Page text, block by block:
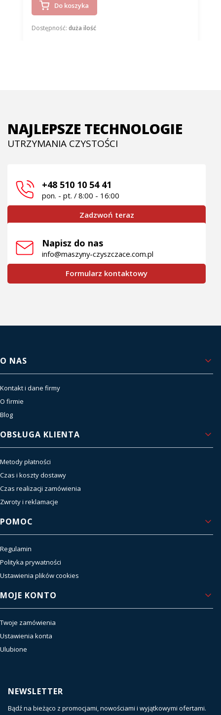
Do koszyka
Dostępność: duża ilość
NAJLEPSZE TECHNOLOGIE
UTRZYMANIA CZYSTOŚCI
+48 510 10 54 41
pon. - pt. / 8:00 - 16:00
Zadzwoń teraz
Napisz do nas
info@maszyny-czyszczace.com.pl
Formularz kontaktowy
Linki w stopce
O NAS
Kontakt i dane firmy
O firmie
Blog
OBSŁUGA KLIENTA
Metody płatności
Czas i koszty dostawy
Czas realizacji zamówienia
Zwroty i reklamacje
POMOC
Regulamin
Polityka prywatności
Ustawienia plików cookies
MOJE KONTO
Twoje zamówienia
Ustawienia konta
Ulubione
NEWSLETTER
Bądź na bieżąco z promocjami, nowościami i wyjątkowymi ofertami.